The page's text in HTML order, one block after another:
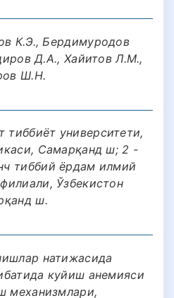
К.Э., Бердимуродов
Д.А., Хайитов Л.М.,
Ш.Н.
тиббиëт университети,
Самарқанд ш; 2 -
тиббий ёрдам илмий
Ўзбекистон
ш.
натижасида
куйиш анемияси
механизмлари,